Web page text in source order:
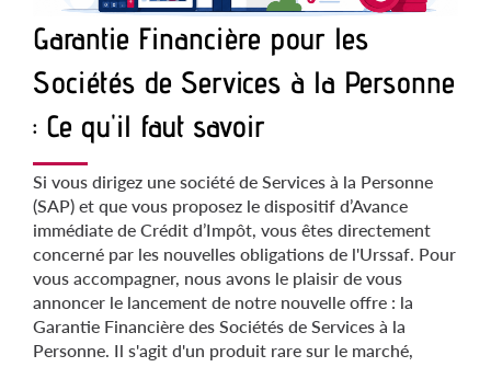
Garantie Financière pour les
Sociétés de Services à la Personne
: Ce qu'il faut savoir
Si vous dirigez une société de Services à la Personne
(SAP) et que vous proposez le dispositif d’Avance
immédiate de Crédit d’Impôt, vous êtes directement
concerné par les nouvelles obligations de l'Urssaf. Pour
vous accompagner, nous avons le plaisir de vous
annoncer le lancement de notre nouvelle offre : la
Garantie Financière des Sociétés de Services à la
Personne. Il s'agit d'un produit rare sur le marché,